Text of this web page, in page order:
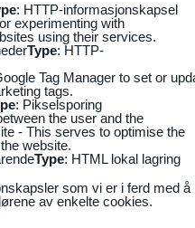
: HTTP-informasjonskapsel
experimenting with
using their services.
Type: HTTP-
Tag Manager to set or
tags.
: Pikselsporing
the user and the
- This serves to optimise the
website.
Type: HTML lokal lagring
som vi er i ferd med å
av enkelte cookies.